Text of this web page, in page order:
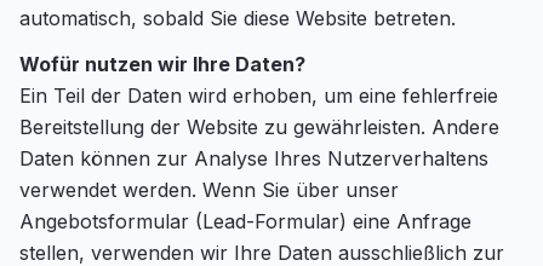
automatisch, sobald Sie diese Website betreten.
Wofür nutzen wir Ihre Daten?
Ein Teil der Daten wird erhoben, um eine fehlerfreie
Bereitstellung der Website zu gewährleisten. Andere
Daten können zur Analyse Ihres Nutzerverhaltens
verwendet werden. Wenn Sie über unser
Angebotsformular (Lead-Formular) eine Anfrage
stellen, verwenden wir Ihre Daten ausschließlich zur